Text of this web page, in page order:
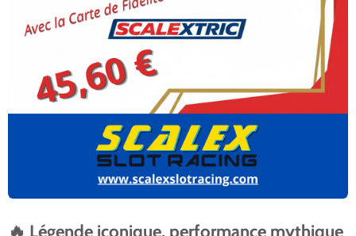
🔥 Légende iconique, performance mythique